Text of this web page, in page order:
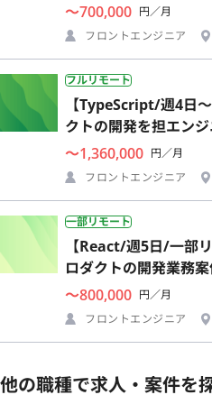
〜700,000 円／月
フロントエンジニア
フルリモート
【TypeScript/週4日
クトの開発を担エン
〜1,360,000 円／月
フロントエンジニア
一部リモート
【React/週5日/一部
ロダクトの開発業務
〜800,000 円／月
フロントエンジニア
他の職種で求人・案件を